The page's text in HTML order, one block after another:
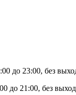
до 23:00, без
до 21:00, без